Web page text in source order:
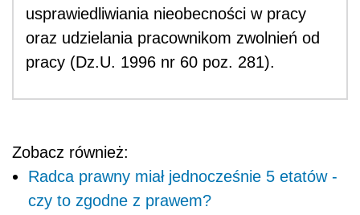
usprawiedliwiania nieobecności w pracy
oraz udzielania pracownikom zwolnień od
pracy (Dz.U. 1996 nr 60 poz. 281).
Zobacz również:
Radca prawny miał jednocześnie 5 etatów -
czy to zgodne z prawem?